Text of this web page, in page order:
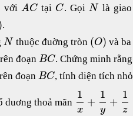
với AC tại C. Gọi Nlà giao
.
N thuộc đuờng tròn (O) và
đoạn BC. Chứng minh
đoạn BC, tính diện tích
duơng thoả mãn
1
x
+
1
y
+
1
z